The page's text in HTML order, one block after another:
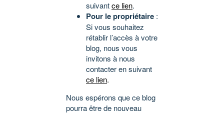
suivantce lien.
Pour le propriétaire :
Si vous souhaitez
rétablir l’accès à votre
blog, nous vous
invitons à nous
contacter en suivant
ce lien.
Nous espérons que ce blog
pourra être de nouveau